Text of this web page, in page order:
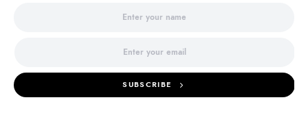
SUBSCRIBE